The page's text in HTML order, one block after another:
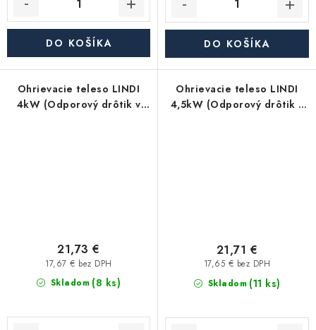
DO KOŠÍKA DO KOŠÍKA
Ohrievacie teleso LINDI
4kW (Odporový drôtik v
Skladom (8 ks)
17,67 € bez DPH
21,73 €
Ohrievacie teleso LINDI
4,5kW (Odporový drôtik v
Skladom (11 ks)
17,65 € bez DPH
21,71 €